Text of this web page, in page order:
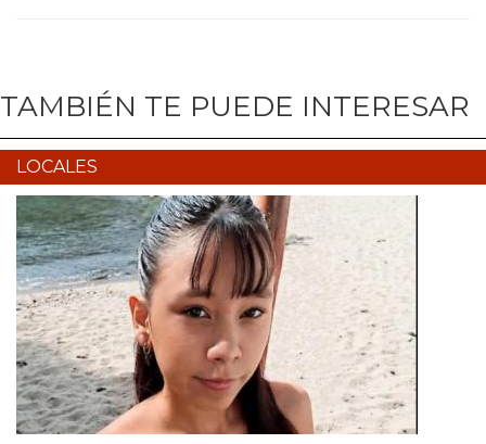
TAMBIÉN TE PUEDE INTERESAR
LOCALES